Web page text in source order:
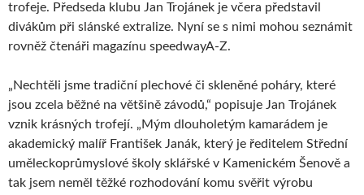
trofeje. Předseda klubu Jan Trojánek je včera představil
divákům při slánské extralize. Nyní se s nimi mohou seznámit
rovněž čtenáři magazínu speedwayA-Z.
„Nechtěli jsme tradiční plechové či skleněné poháry, které
jsou zcela běžné na většině závodů,“ popisuje Jan Trojánek
vznik krásných trofejí. „Mým dlouholetým kamarádem je
akademický malíř František Janák, který je ředitelem Střední
uměleckoprůmyslové školy sklářské v Kamenickém Šenově a
tak jsem neměl těžké rozhodování komu svěřit výrobu